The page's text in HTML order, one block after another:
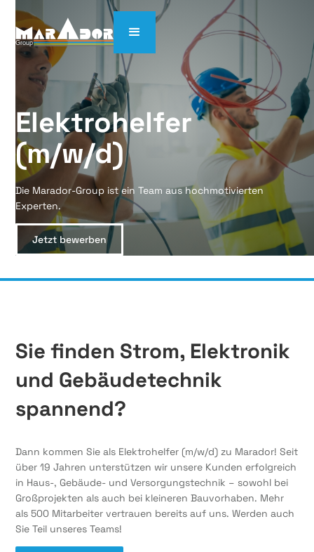
Elektrohelfer
(m/w/d)
Die Marador-Group ist ein Team aus hochmotivierten
Experten.
Jetzt bewerben
Sie finden Strom, Elektronik
und Gebäudetechnik
spannend?
Dann kommen Sie als Elektrohelfer (m/w/d) zu Marador! Seit
über 19 Jahren unterstützen wir unsere Kunden erfolgreich
in Haus-, Gebäude- und Versorgungstechnik – sowohl bei
Großprojekten als auch bei kleineren Bauvorhaben. Mehr
als 500 Mitarbeiter vertrauen bereits auf uns. Werden auch
Sie Teil unseres Teams!